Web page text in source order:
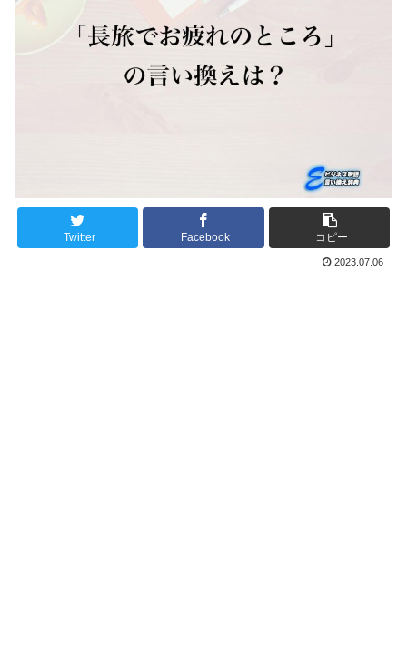
Twitter Facebook コピー
2023.07.06